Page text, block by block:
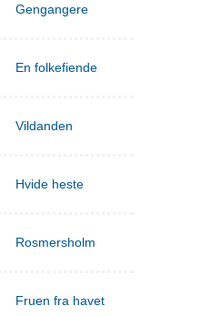
Gengangere
En folkefiende
Vildanden
Hvide heste
Rosmersholm
Fruen fra havet